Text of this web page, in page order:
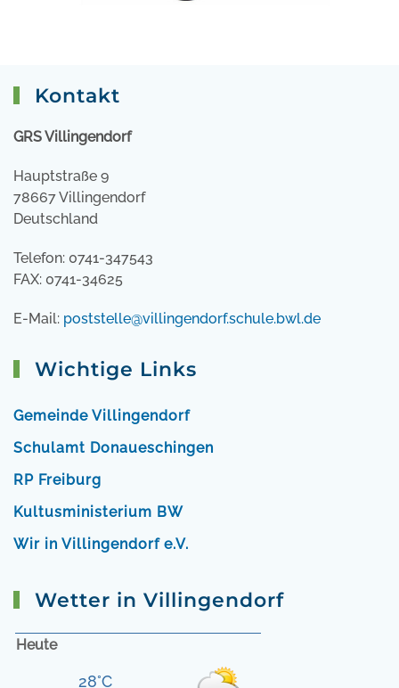
Kontakt
GRS Villingendorf
Hauptstraße 9
78667 Villingendorf
Deutschland
Telefon: 0741-347543
FAX: 0741-34625
E-Mail: poststelle@villingendorf.schule.bwl.de
Wichtige Links
Gemeinde Villingendorf
Schulamt Donaueschingen
RP Freiburg
Kultusministerium BW
Wir in Villingendorf e.V.
Wetter in Villingendorf
Heute
28°C